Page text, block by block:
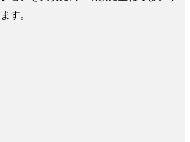
ます。